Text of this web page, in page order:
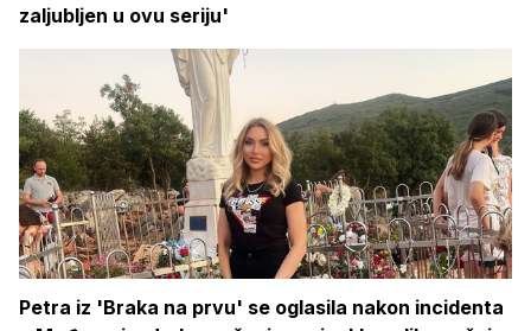
zaljubljen u ovu seriju'
Petra iz 'Braka na prvu' se oglasila nakon incidenta